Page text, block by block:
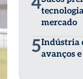
mercado
5Indústria
avanços